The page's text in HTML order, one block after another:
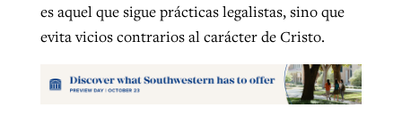
es aquel que sigue prácticas legalistas, sino que
evita vicios contrarios al carácter de Cristo.